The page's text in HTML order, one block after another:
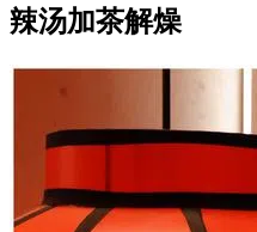
辣汤加茶解燥